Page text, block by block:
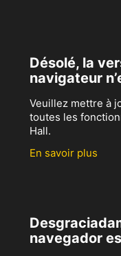
Désolé, la
navigateur
Veuillez mettre à
toutes les
Hall.
En savoir plus
navegador